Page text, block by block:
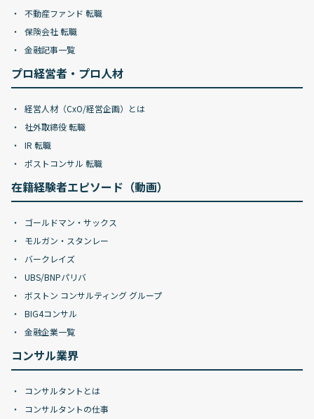
不動産ファンド 転職
保険会社 転職
金融記事一覧
プロ経営者・プロ人材
経営人材（CxO/経営企画）とは
社外取締役 転職
IR 転職
ポストコンサル 転職
在籍経験者エピソード（動画）
ゴールドマン・サックス
モルガン・スタンレー
バークレイズ
UBS/BNPパリバ
ボストン コンサルティング グループ
BIG4コンサル
金融企業一覧
コンサル業界
コンサルタントとは
コンサルタントの仕事